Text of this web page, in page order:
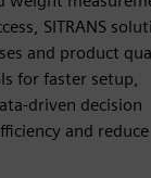
SITRANS
and product
for faster setup,
driven decision
and reduce